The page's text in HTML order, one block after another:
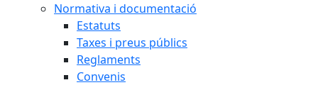
Normativa i documentació
Estatuts
Taxes i preus públics
Reglaments
Convenis